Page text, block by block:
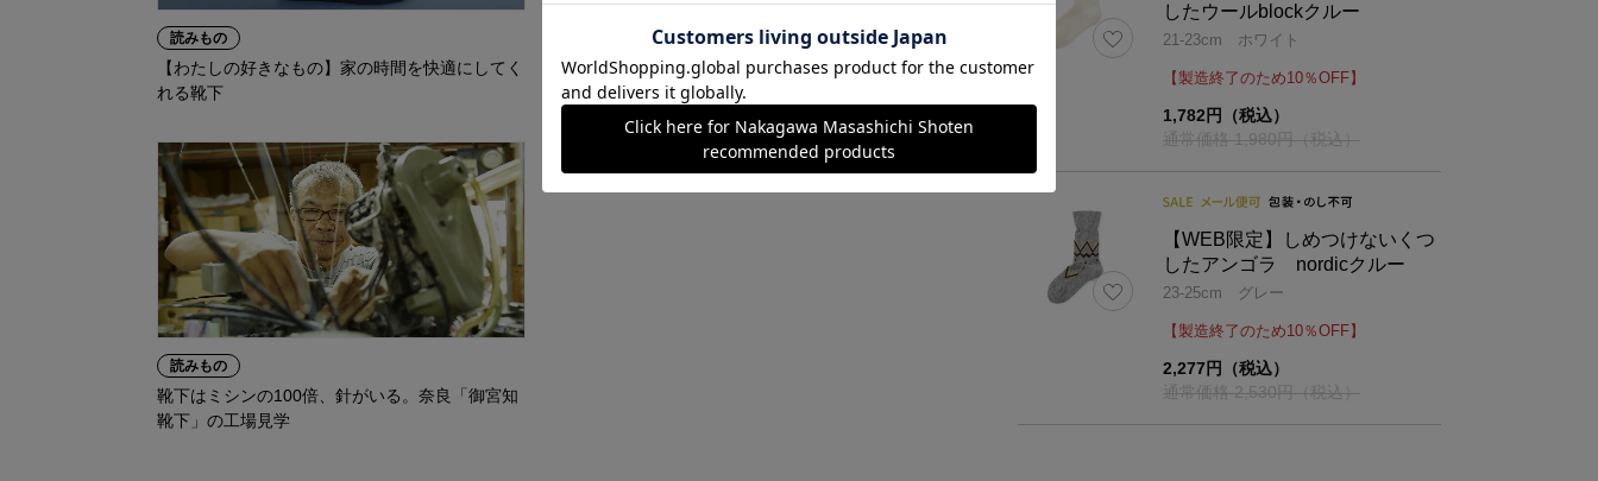
読みもの
【わたしの好きなもの】家の時間を快適にしてく
れる靴下
中川政七商店のものづくり実況レポート。実は日
本一の産地、奈良の靴下づくりとは？
読みもの
靴下はミシンの100倍、針がいる。奈良「御宮知
靴下」の工場見学
したウールblockクルー
21-23cm ホワイト
【製造終了のため10％OFF】
1,782円（税込）
通常価格 1,980円（税込）
【WEB限定】しめつけないくつ
したアンゴラ nordicクルー
23-25cm グレー
【製造終了のため10％OFF】
2,277円（税込）
通常価格 2,530円（税込）